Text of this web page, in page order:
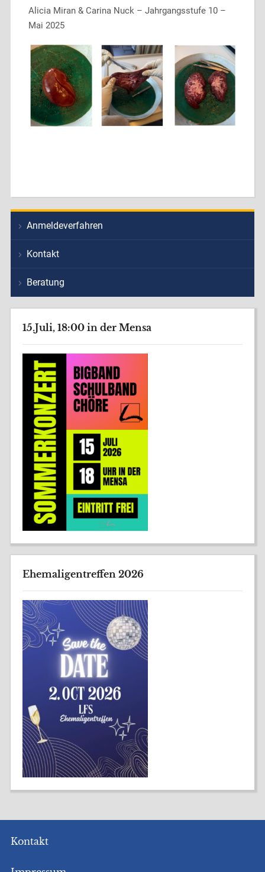
Alicia Miran & Carina Nuck – Jahrgangsstufe 10 –
Mai 2025
Anmeldeverfahren
Kontakt
Beratung
15.Juli, 18:00 in der Mensa
Ehemaligentreffen 2026
Kontakt